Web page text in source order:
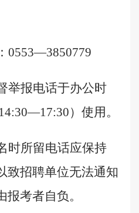
0553—3850779
举报电话于办公时
14:30—17:30）使用。
时所留电话应保持
致招聘单位无法通知
考者自负。